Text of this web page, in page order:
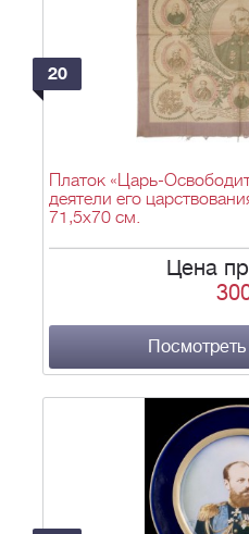
20
Платок «Царь-
деятели его
71,5х70 см.
Цена
Посмотреть